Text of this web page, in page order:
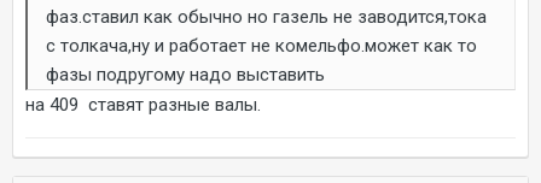
фаз.ставил как обычно но газель не заводится,тока
с толкача,ну и работает не комельфо.может как то
фазы подругому надо выставить
на 409 ставят разные валы.